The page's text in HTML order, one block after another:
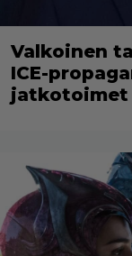
Valkoinen
ICE-
jatkotoimet